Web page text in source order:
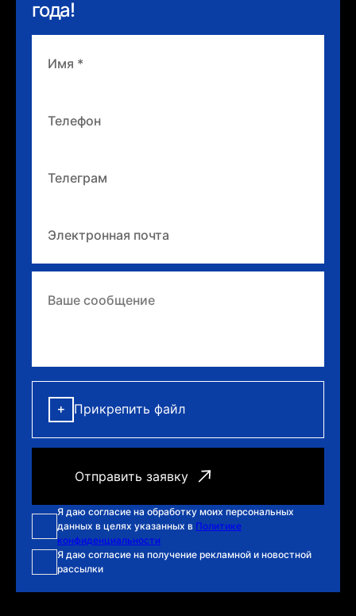
года!
Прикрепить файл
Я даю согласие на обработку моих персональных
данных в целях указанных в Политике
конфиденциальности
Я даю согласие на получение рекламной и новостной
рассылки